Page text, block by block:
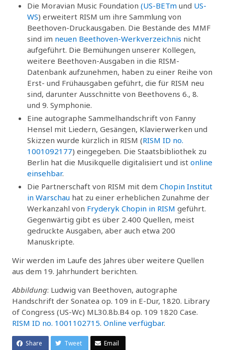
Die Moravian Music Foundation (US-BETm und US-
WS) erweitert RISM um ihre Sammlung von
Beethoven-Druckausgaben. Die Bestände des MMF
sind im neuen Beethoven-Werkverzeichnis nicht
aufgeführt. Die Bemühungen unserer Kollegen,
weitere Beethoven-Ausgaben in die RISM-
Datenbank aufzunehmen, haben zu einer Reihe von
Erst- und Frühausgaben geführt, die für RISM neu
sind, darunter Ausschnitte von Beethovens 6., 8.
und 9. Symphonie.
Eine autographe Sammelhandschrift von Fanny
Hensel mit Liedern, Gesängen, Klavierwerken und
Skizzen wurde kürzlich in RISM (RISM ID no.
1001092177) eingegeben. Die Staatsbibliothek zu
Berlin hat die Musikquelle digitalisiert und ist online
einsehbar.
Die Partnerschaft von RISM mit dem Chopin Institut
in Warschau hat zu einer erheblichen Zunahme der
Werkanzahl von Fryderyk Chopin in RISM geführt.
Gegenwärtig gibt es über 2.400 Quellen, meist
gedruckte Ausgaben, aber auch etwa 200
Manuskripte.
Wir werden im Laufe des Jahres über weitere Quellen
aus dem 19. Jahrhundert berichten.
Abbildung: Ludwig van Beethoven, autographe
Handschrift der Sonatea op. 109 in E-Dur, 1820. Library
of Congress (US-Wc) ML30.8b.B4 op. 109 1820 Case.
RISM ID no. 1001102715. Online verfügbar.
Share Tweet Email